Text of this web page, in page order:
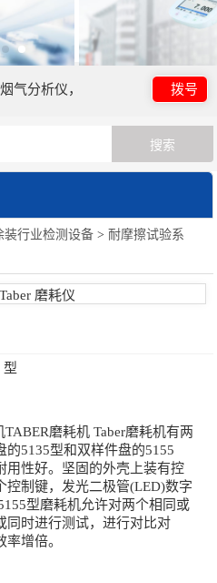
气分析仪， 拨号
装行业检测设备 > 耐摩擦试验系
型
TABER磨耗机 Taber磨耗机有两
的5135型和双样件盘的5155
用性好。坚固的外壳上装有控
控制键，发光二极管(LED)数字
型磨耗机允许对两个相同或
同时进行测试，进行对比对
增倍。